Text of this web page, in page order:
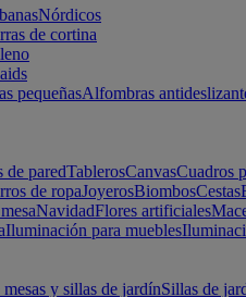
Nórdicos
de cortina
pequeñasAlfombras
de paredTablerosCanvasCuadros
de ropaJoyerosBiombosCestas
NavidadFlores artificiales
Iluminación para muebles
y sillas de jardínSillas de